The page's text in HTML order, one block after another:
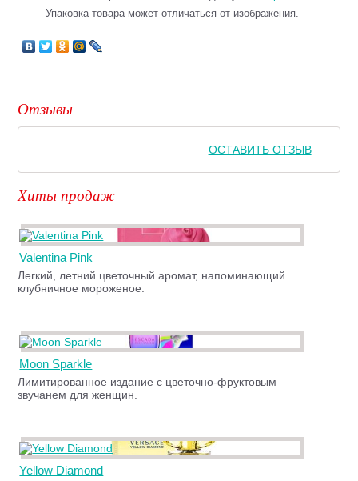
Упаковка товара может отличаться от изображения.
Отзывы
ОСТАВИТЬ ОТЗЫВ
Хиты продаж
Valentina Pink
Легкий, летний цветочный аромат, напоминающий
клубничное мороженое.
Moon Sparkle
Лимитированное издание с цветочно-фруктовым
звучанем для женщин.
Yellow Diamond